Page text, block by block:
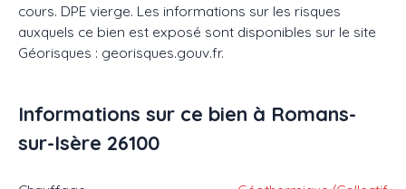
cours. DPE vierge. Les informations sur les risques
auxquels ce bien est exposé sont disponibles sur le site
Géorisques : georisques.gouv.fr.
Informations sur ce bien à Romans-
sur-Isère 26100